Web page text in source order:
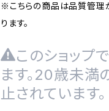
※こちらの商品は品質管理
ります。
このショップ
ます。20歳未
止されています。